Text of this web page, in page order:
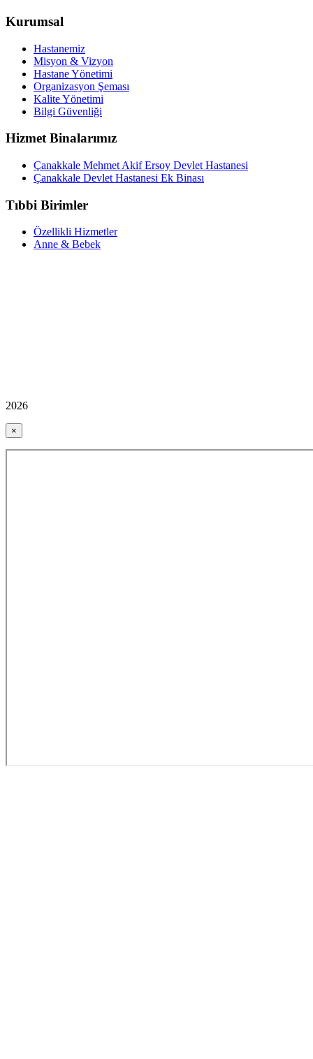
Kurumsal
Hastanemiz
Misyon & Vizyon
Hastane Yönetimi
Organizasyon Şeması
Kalite Yönetimi
Bilgi Güvenliği
Hizmet Binalarımız
Çanakkale Mehmet Akif Ersoy Devlet Hastanesi
Çanakkale Devlet Hastanesi Ek Binası
Tıbbi Birimler
Özellikli Hizmetler
Anne & Bebek
2026
×